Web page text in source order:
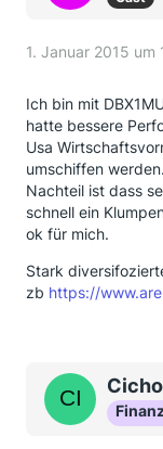
1. Januar 2015 um
Ich bin mit
hatte bessere
Usa
umschiffen
Nachteil ist dass
schnell ein
ok für mich.
Stark
zb https://